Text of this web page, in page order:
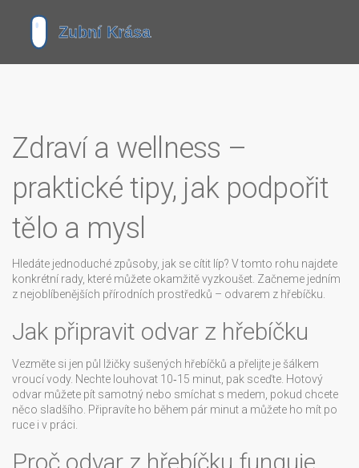
Zdraví a wellness –
praktické tipy, jak podpořit
tělo a mysl
Hledáte jednoduché způsoby, jak se cítit líp? V tomto rohu najdete
konkrétní rady, které můžete okamžitě vyzkoušet. Začneme jedním
z nejoblíbenějších přírodních prostředků – odvarem z hřebíčku.
Jak připravit odvar z hřebíčku
Vezměte si jen půl lžičky sušených hřebíčků a přelijte je šálkem
vroucí vody. Nechte louhovat 10‑15 minut, pak sceďte. Hotový
odvar můžete pít samotný nebo smíchat s medem, pokud chcete
něco sladšího. Připravíte ho během pár minut a můžete ho mít po
ruce i v práci.
Proč odvar z hřebíčku funguje